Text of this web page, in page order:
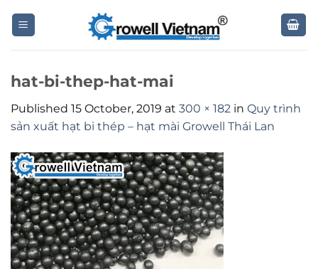
hat-bi-thep-hat-mai
Published 15 October, 2019 at 300 × 182 in Quy trình
sản xuất hạt bi thép – hạt mài Growell Thái Lan